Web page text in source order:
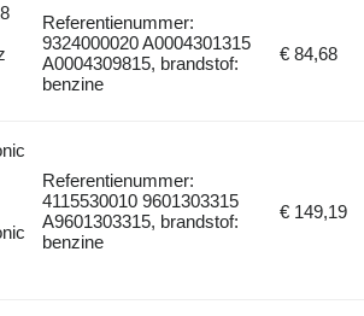
Referentienummer:
9324000020 A0004301315
A0004309815, brandstof:
benzine
€ 84,68
Referentienummer:
4115530010 9601303315
A9601303315, brandstof:
benzine
€ 149,19